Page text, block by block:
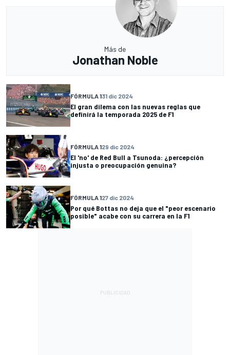
Más de
Jonathan Noble
FÓRMULA 131 dic 2024
El gran dilema con las nuevas reglas que
definirá la temporada 2025 de F1
FÓRMULA 129 dic 2024
El 'no' de Red Bull a Tsunoda: ¿percepción
injusta o preocupación genuina?
FÓRMULA 127 dic 2024
Por qué Bottas no deja que el "peor escenario
posible" acabe con su carrera en la F1